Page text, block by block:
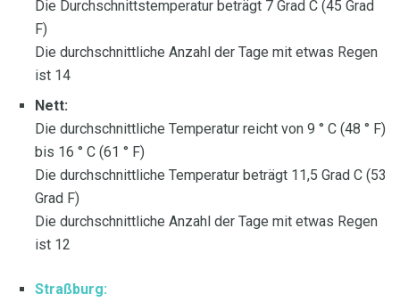
Die Durchschnittstemperatur beträgt 7 Grad C (45 Grad
F)
Die durchschnittliche Anzahl der Tage mit etwas Regen
ist 14
Nett:
Die durchschnittliche Temperatur reicht von 9 ° C (48 ° F)
bis 16 ° C (61 ° F)
Die durchschnittliche Temperatur beträgt 11,5 Grad C (53
Grad F)
Die durchschnittliche Anzahl der Tage mit etwas Regen
ist 12
Straßburg: